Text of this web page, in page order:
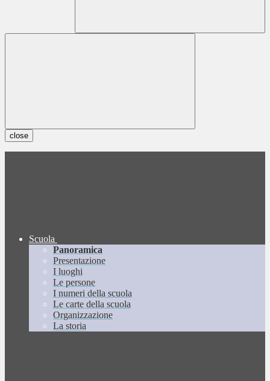
close
Scuola
Panoramica
Presentazione
I luoghi
Le persone
I numeri della scuola
Le carte della scuola
Organizzazione
La storia